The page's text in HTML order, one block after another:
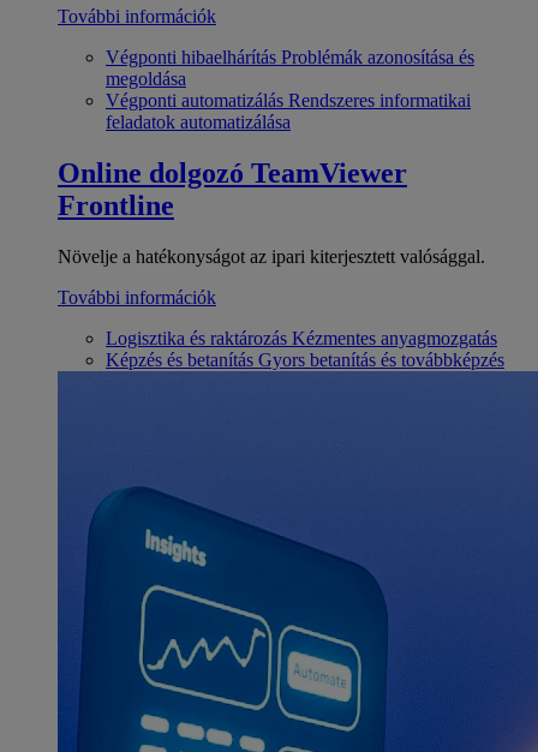
További információk
Végponti hibaelhárítás Problémák azonosítása és
megoldása
Végponti automatizálás Rendszeres informatikai
feladatok automatizálása
Online dolgozó TeamViewer
Frontline
Növelje a hatékonyságot az ipari kiterjesztett valósággal.
További információk
Logisztika és raktározás Kézmentes anyagmozgatás
Képzés és betanítás Gyors betanítás és továbbképzés